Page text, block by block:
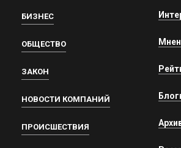
БИЗНЕС
ОБЩЕСТВО
ЗАКОН
НОВОСТИ КОМПАНИЙ
ПРОИСШЕСТВИЯ